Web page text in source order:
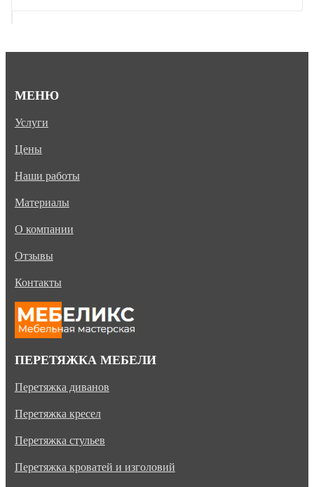
МЕНЮ
Услуги
Цены
Наши работы
Материалы
О компании
Отзывы
Контакты
ПЕРЕТЯЖКА МЕБЕЛИ
Перетяжка диванов
Перетяжка кресел
Перетяжка стульев
Перетяжка кроватей и изголовий